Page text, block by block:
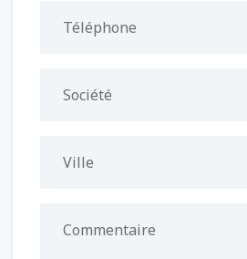
Téléphone
Société
Ville
Commentaire